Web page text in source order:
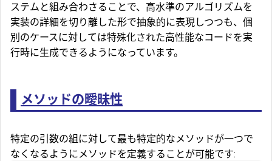
ステムと組み合わさることで、高水準のアルゴリズムを
実装の詳細を切り離した形で抽象的に表現しつつも、個
別のケースに対しては特殊化された高性能なコードを実
行時に生成できるようになっています。
メソッドの曖昧性
特定の引数の組に対して最も特定的なメソッドが一つで
なくなるようにメソッドを定義することが可能です: